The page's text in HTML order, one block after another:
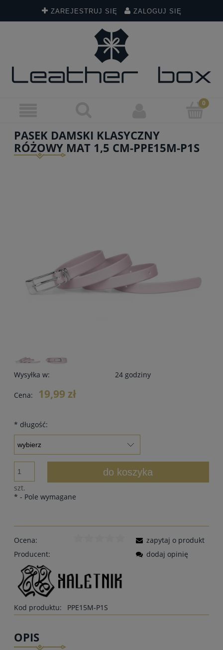
ZAREJESTRUJ SIĘ ZALOGUJ SIĘ
PASEK DAMSKI KLASYCZNY
RÓŻOWY MAT 1,5 CM-PPE15M-P1S
Wysyłka w: 24 godziny
Cena: 19,99 zł
* długość:
szt.
do koszyka
* - Pole wymagane
Ocena:
Producent:
Kod produktu: PPE15M-P1S
zapytaj o produkt
dodaj opinię
OPIS